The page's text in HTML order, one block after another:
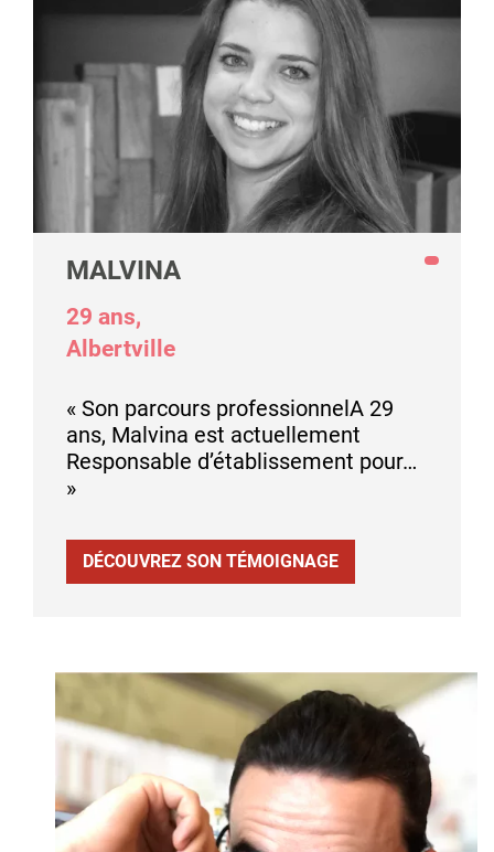
MALVINA
29 ans,
Albertville
« Son parcours professionnelA 29
ans, Malvina est actuellement
Responsable d’établissement pour…
»
DÉCOUVREZ SON TÉMOIGNAGE